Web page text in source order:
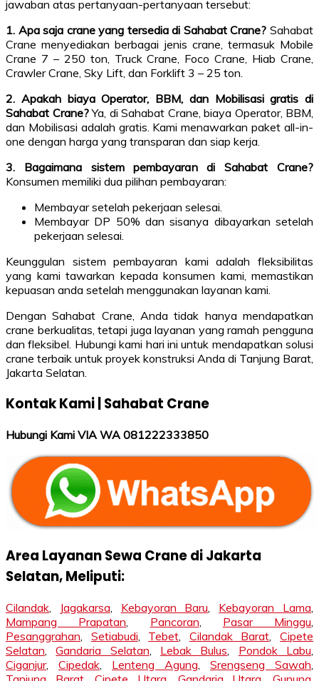
jawaban atas pertanyaan-pertanyaan tersebut:
1. Apa saja crane yang tersedia di Sahabat Crane? Sahabat
Crane menyediakan berbagai jenis crane, termasuk Mobile
Crane 7 – 250 ton, Truck Crane, Foco Crane, Hiab Crane,
Crawler Crane, Sky Lift, dan Forklift 3 – 25 ton.
2. Apakah biaya Operator, BBM, dan Mobilisasi gratis di
Sahabat Crane?Ya, di Sahabat Crane, biaya Operator, BBM,
dan Mobilisasi adalah gratis. Kami menawarkan paket all-in-
one dengan harga yang transparan dan siap kerja.
3. Bagaimana sistem pembayaran di Sahabat Crane?
Konsumen memiliki dua pilihan pembayaran:
Membayar setelah pekerjaan selesai.
Membayar DP 50% dan sisanya dibayarkan setelah
pekerjaan selesai.
Keunggulan sistem pembayaran kami adalah fleksibilitas
yang kami tawarkan kepada konsumen kami, memastikan
kepuasan anda setelah menggunakan layanan kami.
Dengan Sahabat Crane, Anda tidak hanya mendapatkan
crane berkualitas, tetapi juga layanan yang ramah pengguna
dan fleksibel. Hubungi kami hari ini untuk mendapatkan solusi
crane terbaik untuk proyek konstruksi Anda di Tanjung Barat,
Jakarta Selatan.
Kontak Kami | Sahabat Crane
Hubungi Kami VIA WA 081222333850
Area Layanan Sewa Crane di Jakarta
Selatan, Meliputi:
Cilandak, Jagakarsa, Kebayoran Baru, Kebayoran Lama,
Mampang Prapatan, Pancoran, Pasar Minggu,
Pesanggrahan, Setiabudi, Tebet, Cilandak Barat,Cipete
Selatan,Gandaria Selatan, Lebak Bulus, Pondok Labu,
Ciganjur, Cipedak, Lenteng Agung, Srengseng Sawah,